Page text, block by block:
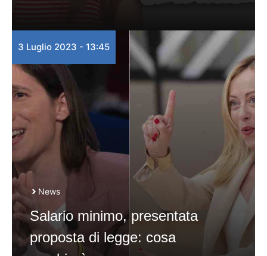
3 Luglio 2023 - 13:45
News
Salario minimo, presentata
proposta di legge: cosa